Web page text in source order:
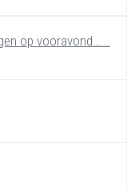
op vooravond…...